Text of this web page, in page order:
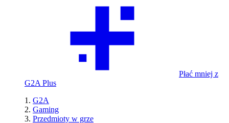
Płać mniej z
G2A Plus
G2A
Gaming
Przedmioty w grze